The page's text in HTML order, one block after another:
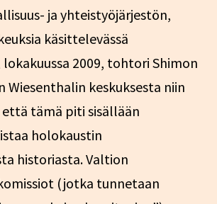
ja yhteistyöjärjestön,
käsittelevässä
lokakuussa 2009, tohtori Shimon
Wiesenthalin keskuksesta niin
tämä piti sisällään
holokaustin
historiasta. Valtion
(jotka tunnetaan